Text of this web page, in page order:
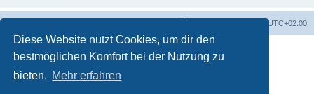
Diese Website nutzt Cookies, um dir den
bestmöglichen Komfort bei der Nutzung zu
bieten. Mehr erfahren
UTC+02:00